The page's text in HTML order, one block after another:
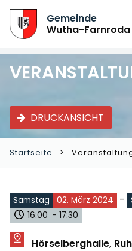
Gemeinde
Wutha-Farnroda
DRUCKANSICHT
Startseite
Samstag 02. März 2024 -
16:00 - 17:30
Hörselberghalle,